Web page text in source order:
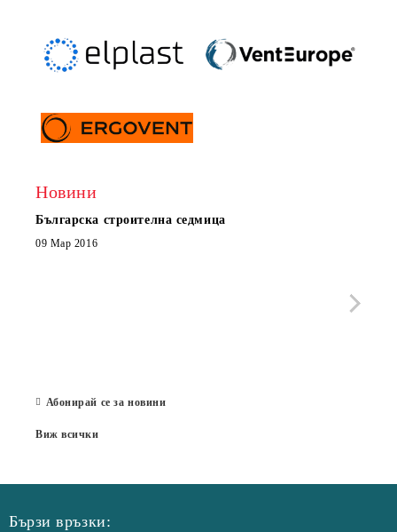
Новини
Българска строителна седмица
09 Мар 2016
Абонирай се за новини
Виж всички
Бързи връзки: